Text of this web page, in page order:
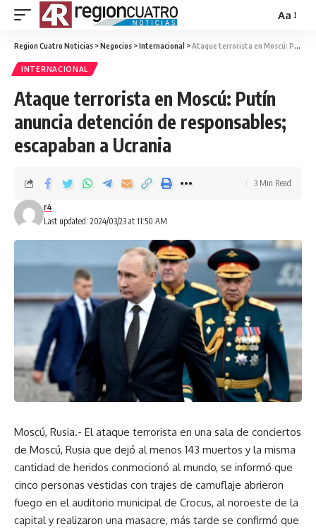
Aa
Region Cuatro Noticias >Negocios >Internacional >Ataque terrorista en Moscú: Putín anuncia detención de responsables; escapaban a Ucrania
INTERNACIONAL
Ataque terrorista en Moscú: Putín
anuncia detención de responsables;
escapaban a Ucrania
Last updated: 2024/03/23 at 11:50 AM
r4
3 Min Read
Moscú, Rusia.- El ataque terrorista en una sala de conciertos
de Moscú, Rusia que dejó al menos 143 muertos y la misma
cantidad de heridos conmocionó al mundo, se informó que
cinco personas vestidas con trajes de camuflaje abrieron
fuego en el auditorio municipal de Crocus, al noroeste de la
capital y realizaron una masacre, más tarde se confirmó que